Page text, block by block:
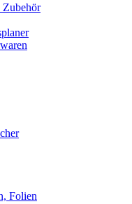
Zubehör
Folien